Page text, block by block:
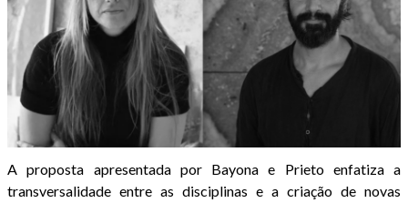
A proposta apresentada por Bayona e Prieto enfatiza a
transversalidade entre as disciplinas e a criação de novas